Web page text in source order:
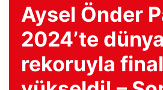
Aysel Önder
2024’te dünya
rekoruyla